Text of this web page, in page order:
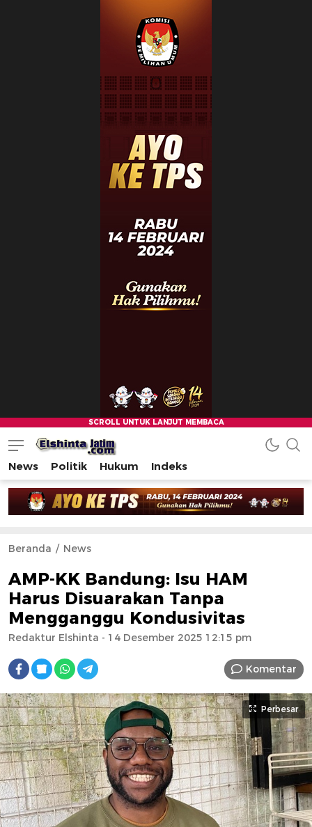
News Politik Hukum Indeks
Beranda News
AMP-KK Bandung: Isu HAM
Harus Disuarakan Tanpa
Mengganggu Kondusivitas
Redaktur Elshinta - 14 Desember 2025 12:15 pm
Komentar
Perbesar